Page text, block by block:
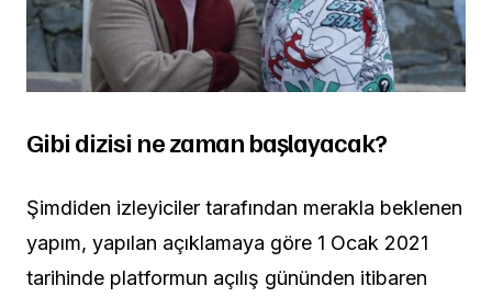
Gibi dizisi ne zaman başlayacak?
Şimdiden izleyiciler tarafından merakla beklenen
yapım, yapılan açıklamaya göre 1 Ocak 2021
tarihinde platformun açılış gününden itibaren